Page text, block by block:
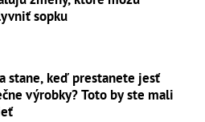
sopku
stane, keď prestanete jesť
výrobky? Toto by ste mali